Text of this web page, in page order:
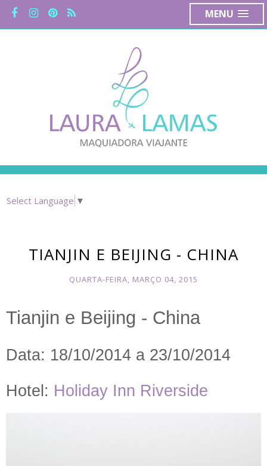
MENU
Select Language ▼
TIANJIN E BEIJING - CHINA
QUARTA-FEIRA, MARÇO 04, 2015
Tianjin e Beijing - China
Data: 18/10/2014 a 23/10/2014
Hotel: Holiday Inn Riverside